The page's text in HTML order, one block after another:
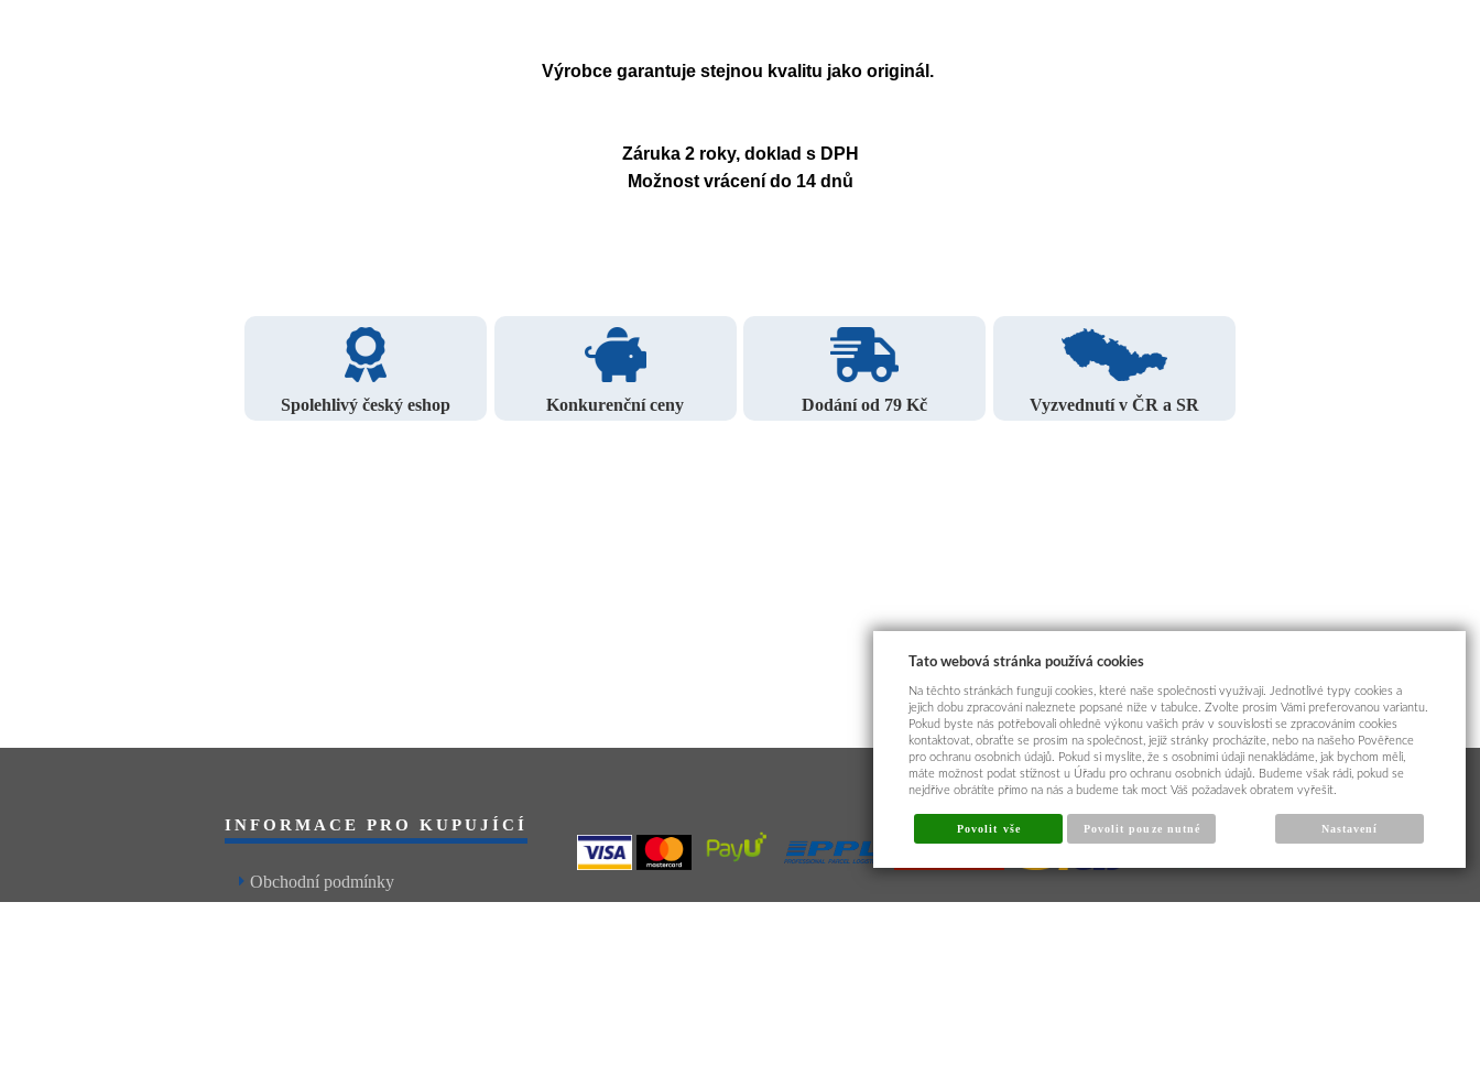
Výrobce garantuje stejnou kvalitu jako originál.
Záruka 2 roky, doklad s DPH
Možnost vrácení do 14 dnů
Spolehlivý český eshop Konkurenční ceny Dodání od 79 Kč Vyzvednutí v ČR a SR
INFORMACE PRO KUPUJÍCÍ
Obchodní podmínky
Tato webová stránka používá cookies
Na těchto stránkách fungují cookies, které naše společnosti využívají. Jednotlivé typy cookies a
jejich dobu zpracování naleznete popsané níže v tabulce. Zvolte prosím Vámi preferovanou variantu.
Pokud byste nás potřebovali ohledně výkonu vašich práv v souvislosti se zpracováním cookies
kontaktovat, obraťte se prosím na společnost, jejíž stránky procházíte, nebo na našeho Pověřence
pro ochranu osobních údajů. Pokud si myslíte, že s osobními údaji nenakládáme, jak bychom měli,
máte možnost podat stížnost u Úřadu pro ochranu osobních údajů. Budeme však rádi, pokud se
nejdříve obrátíte přímo na nás a budeme tak moct Váš požadavek obratem vyřešit.
Povolit vše Povolit pouze nutné Nastavení